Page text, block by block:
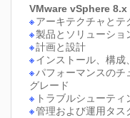
VMware vSphere
アーキテクチャとテ
製品とソリューショ
計画と設計
インストール、構成
パフォーマンスのチ
グレード
トラブルシューティ
管理および運用タス